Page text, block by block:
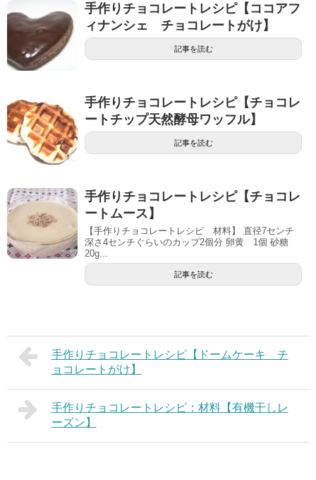
手作りチョコレートレシピ【ココアフ
ィナンシェ チョコレートがけ】
記事を読む
手作りチョコレートレシピ【チョコレ
ートチップ天然酵母ワッフル】
記事を読む
手作りチョコレートレシピ【チョコレ
ートムース】
【手作りチョコレートレシピ 材料】 直径7センチ
深さ4センチぐらいのカップ2個分 卵黄 1個 砂糖
20g...
記事を読む
手作りチョコレートレシピ【ドームケーキ チ
ョコレートがけ】
手作りチョコレートレシピ：材料【有機干しレ
ーズン】